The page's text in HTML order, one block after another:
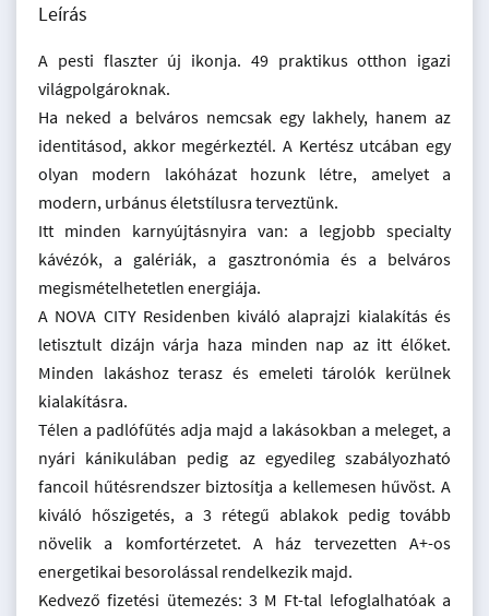
Leírás
A pesti flaszter új ikonja. 49 praktikus otthon igazi
világpolgároknak.
Ha neked a belváros nemcsak egy lakhely, hanem az
identitásod, akkor megérkeztél. A Kertész utcában egy
olyan modern lakóházat hozunk létre, amelyet a
modern, urbánus életstílusra terveztünk.
Itt minden karnyújtásnyira van: a legjobb specialty
kávézók, a galériák, a gasztronómia és a belváros
megismételhetetlen energiája.
A NOVA CITY Residenben kiváló alaprajzi kialakítás és
letisztult dizájn várja haza minden nap az itt élőket.
Minden lakáshoz terasz és emeleti tárolók kerülnek
kialakításra.
Télen a padlófűtés adja majd a lakásokban a meleget, a
nyári kánikulában pedig az egyedileg szabályozható
fancoil hűtésrendszer biztosítja a kellemesen hűvöst. A
kiváló hőszigetés, a 3 rétegű ablakok pedig tovább
növelik a komfortérzetet. A ház tervezetten A+-os
energetikai besorolással rendelkezik majd.
Kedvező fizetési ütemezés: 3 M Ft-tal lefoglalhatóak a